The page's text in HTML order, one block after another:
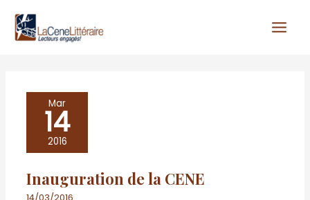
Mar
14
2016
Inauguration de la CENE
14/03/2016
Inauguration